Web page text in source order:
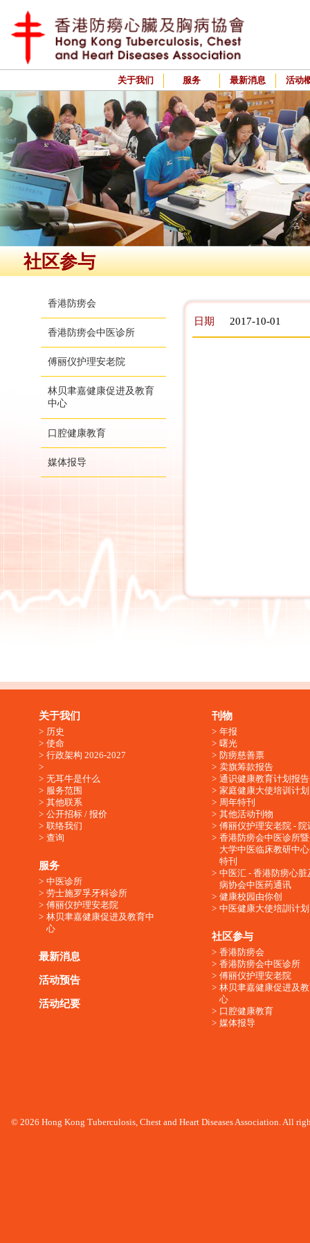
关于我们 服务 最新消息 活动
社区参与
香港防痨会
香港防痨会中医诊所
傅丽仪护理安老院
林贝聿嘉健康促进及教育
中心
口腔健康教育
媒体报导
日期 2017-10-01
关于我们
历史
使命
行政架构 2026-2027
无耳牛是什么
服务范围
其他联系
公开招标 / 报价
联络我们
查询
服务
中医诊所
劳士施罗孚牙科诊所
傅丽仪护理安老院
林贝聿嘉健康促进及教育中
心
最新消息
活动预告
活动纪要
刊物
年报
曙光
防痨慈善票
卖旗筹款报告
通识健康教育计划报告
家庭健康大使培训计划
周年特刊
其他活动刊物
傅丽仪护理安老院 - 院
香港防痨会中医诊所
大学中医临床教研中
特刊
中医汇 - 香港防痨心脏
病协会中医药通讯
健康校园由你创
中医健康大使培訓计划
社区参与
香港防痨会
香港防痨会中医诊所
傅丽仪护理安老院
林贝聿嘉健康促进及
心
口腔健康教育
媒体报导
© 2026 Hong Kong Tuberculosis, Chest and Heart Diseases Association. All